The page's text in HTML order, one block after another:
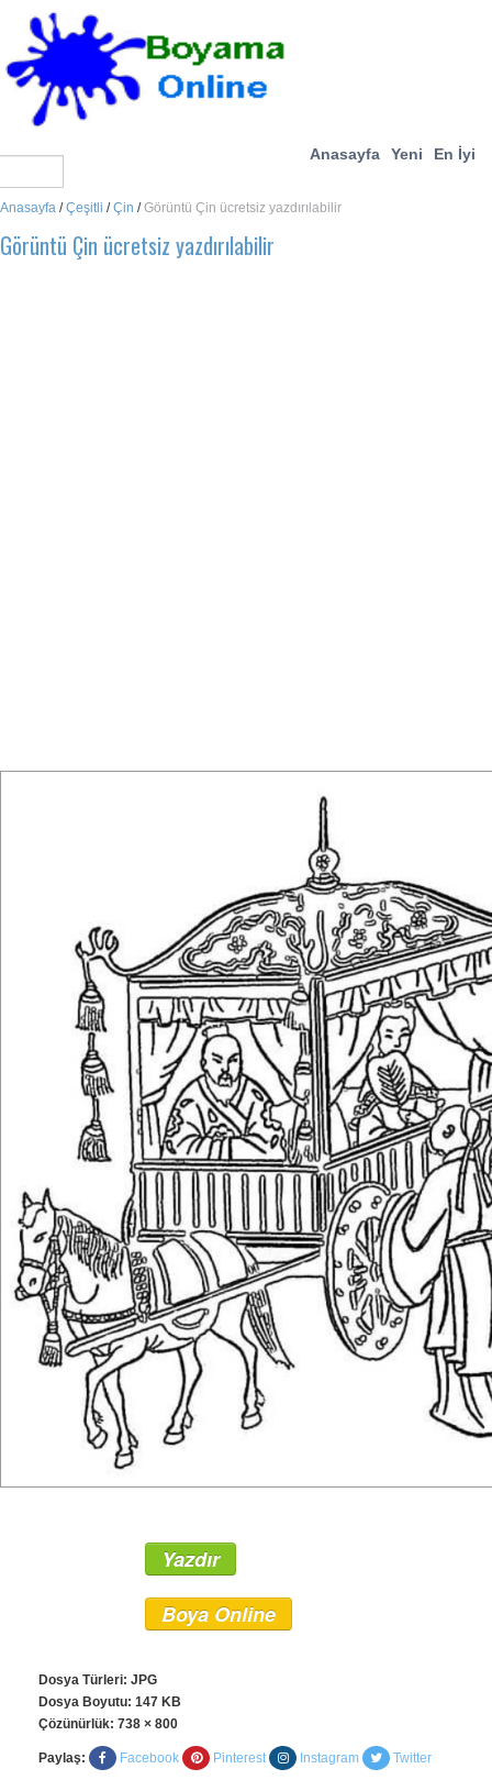
Anasayfa Yeni En İyi
Anasayfa /Çeşitli /Çin /Görüntü Çin ücretsiz yazdırılabilir
Görüntü Çin ücretsiz yazdırılabilir
Yazdır
Boya Online
Dosya Türleri: JPG
Dosya Boyutu: 147 KB
Çözünürlük: 738 × 800
Paylaş: Facebook Pinterest Instagram Twitter